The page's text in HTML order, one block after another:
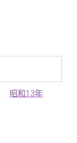
昭和13年